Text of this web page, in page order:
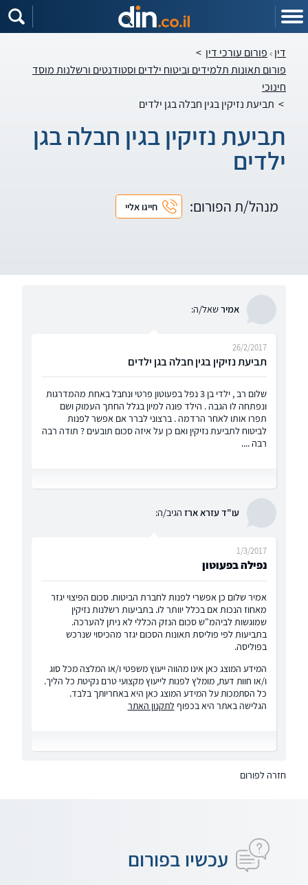
דין פורום עורכי דין >
פורום תאונות תלמידים וביטוח ילדים וסטודנטים ורשלנות מוסד
חינוכי
> תביעת נזיקין בגין חבלה בגן ילדים
תביעת נזיקין בגין חבלה בגן
ילדים
מנהל/ת הפורום: חייגו אליי
אמירשאל/ה:
תביעת נזיקין בגין חבלה בגן ילדים
26/2/2017
שלום רב , ילדי בן 3 נפל בפעוטון פרטי ונחבל באחת מהמדרגות
ונפתחה לו הגבה . הילד פונה למיון בגלל החתך העמוק ושם
תפרו אותו לאחר הרדמה . ברצוני לברר אם אפשר לפנות
לביטוח לתביעת נזיקין ואם כן על איזה סכום תובעים ? תודה רבה
רבה ....
עו"ד עזרא ארז הגיב/ה:
נפילה בפעוטון
1/3/2017
אמיר שלום כן אפשרי לפנות לחברת הביטוח. סכום הפיצוי יגזר
מאחוז הנכות אם בכלל יוותר לו. בתביעות רשלנות נזיקין
שמוגשות לביהמ"ש סכום הנזק הכללי לא ניתן להערכה.
בתביעות לפי פוליסת תאונות הסכום יגזר מהכיסוי שנרכש
בפוליסה.
המידע המוצג כאן אינו מהווה ייעוץ משפטי ו/או המלצה מכל סוג
ו/או חוות דעת, מומלץ לפנות לייעוץ מקצועי טרם נקיטת כל הליך.
כל הסתמכות על המידע המוצג כאן היא באחריותך בלבד.
הגלישה באתר היא בכפוף לתקנון האתר
חזרה לפורום
עכשיו בפורום